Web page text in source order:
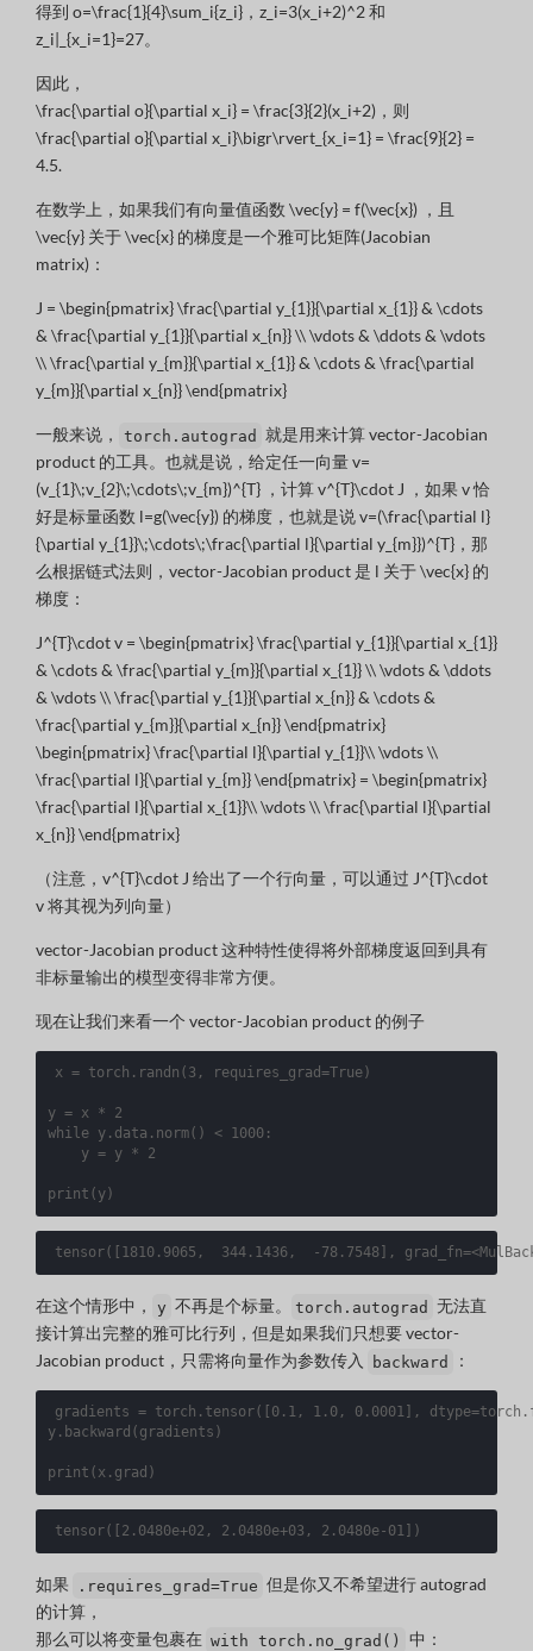
得到 o=\frac{1}{4}\sum_i{z_i} ， z_i=3(x_i+2)^2和
z_i|_{x_i=1}=27。
因此，
\frac{\partial o}{\partial x_i} = \frac{3}{2}(x_i+2) ，则
\frac{\partial o}{\partial x_i}\bigr\rvert_{x_i=1} = \frac{9}{2} =
4.5.
在数学上，如果我们有向量值函数 \vec{y} = f(\vec{x}) ，且
\vec{y} 关于\vec{x} 的梯度是一个雅可比矩阵(Jacobian
matrix)：
J = \begin{pmatrix} \frac{\partial y_{1}}{\partial x_{1}} & \cdots
& \frac{\partial y_{1}}{\partial x_{n}} \\ \vdots & \ddots & \vdots
\\ \frac{\partial y_{m}}{\partial x_{1}} & \cdots & \frac{\partial
y_{m}}{\partial x_{n}} \end{pmatrix}
一般来说， torch.autograd 就是用来计算 vector-Jacobian
product 的工具。也就是说，给定任一向量v=
(v_{1}\;v_{2}\;\cdots\;v_{m})^{T} ，计算v^{T}\cdot J ，如果 v恰
好是标量函数 l=g(\vec{y}) 的梯度，也就是说v=(\frac{\partial l}
{\partial y_{1}}\;\cdots\;\frac{\partial l}{\partial y_{m}})^{T} ，那
么根据链式法则，vector-Jacobian product 是 l 关于\vec{x} 的
梯度：
J^{T}\cdot v = \begin{pmatrix} \frac{\partial y_{1}}{\partial x_{1}}
& \cdots & \frac{\partial y_{m}}{\partial x_{1}} \\ \vdots & \ddots
& \vdots \\ \frac{\partial y_{1}}{\partial x_{n}} & \cdots &
\frac{\partial y_{m}}{\partial x_{n}} \end{pmatrix}
\begin{pmatrix} \frac{\partial l}{\partial y_{1}}\\ \vdots \\
\frac{\partial l}{\partial y_{m}} \end{pmatrix} = \begin{pmatrix}
\frac{\partial l}{\partial x_{1}}\\ \vdots \\ \frac{\partial l}{\partial
x_{n}} \end{pmatrix}
（注意， v^{T}\cdot J 给出了一个行向量，可以通过 J^{T}\cdot
v将其视为列向量）
vector-Jacobian product 这种特性使得将外部梯度返回到具有
非标量输出的模型变得非常方便。
现在让我们来看一个 vector-Jacobian product 的例子
x = torch . randn ( 3 , requires_grad=True)
y = x *
2
while y . data . norm() < 1000 :
y = y * 2
print ( y )
tensor([ 1810.9065,  344.1436,  -78.7548] , grad_fn=
在这个情形中， y 不再是个标量。 torch.autograd 无法直
接计算出完整的雅可比行列，但是如果我们只想要 vector-
Jacobian product，只需将向量作为参数传入
backward ：
gradients = torch . tensor([ 0.1, 1.0, 0.0001], dtype=torch .
y . backward ( gradients )
print ( x . grad )
tensor([ 2.0480e+02, 2.0480e+03, 2.0480e-01])
如果 .requires_grad=True 但是你又不希望进行 autograd
的计算，
那么可以将变量包裹在 with torch.no_grad() 中：